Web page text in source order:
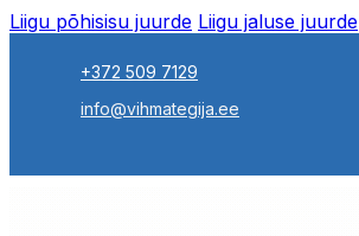
Liigu põhisisu juurde Liigu jaluse juurde
+372 509 7129
info@vihmategija.ee